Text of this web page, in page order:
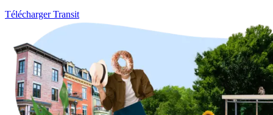
Télécharger Transit